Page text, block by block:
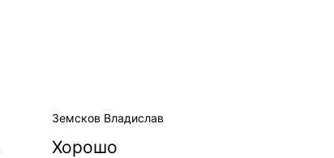
Земсков Владислав
Хорошо